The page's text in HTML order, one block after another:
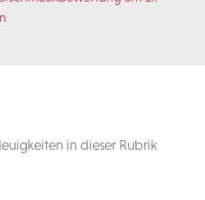
in dieser Rubrik